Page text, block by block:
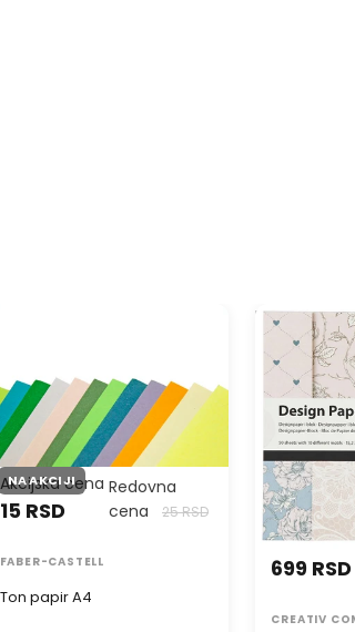
NA AKCIJI
Ton papir A4
Akcijska cena
15 RSD
Redovna
cena
25 RSD
FABER-CASTELL
Papir za
x 15,2 cm -
699 RSD
CREATIV